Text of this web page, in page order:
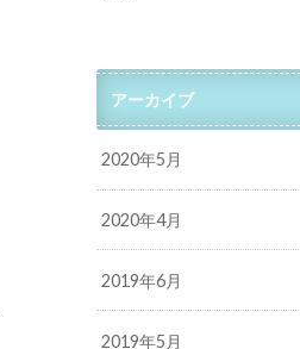
アーカイブ
2020年5月
2020年4月
2019年6月
2019年5月